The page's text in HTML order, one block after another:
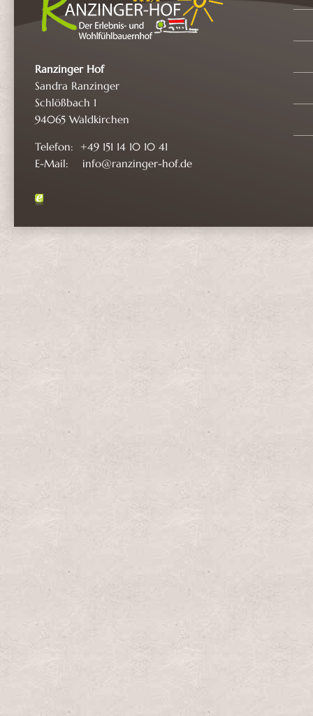
Ranzinger Hof
Sandra Ranzinger
Schlößbach 1
94065 Waldkirchen
Telefon: +49 151 14 10 10 41
E-Mail: info@ranzinger-hof.de